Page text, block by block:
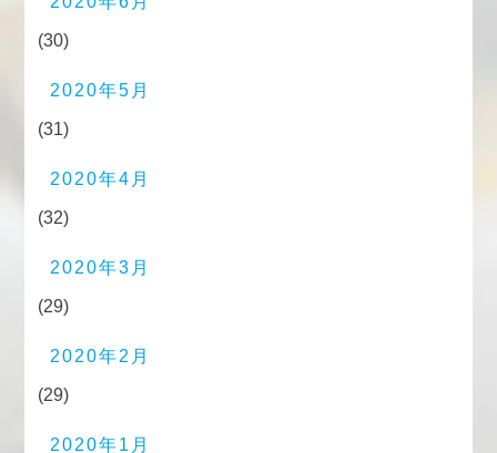
(30)
2020年5月
(31)
2020年4月
(32)
2020年3月
(29)
2020年2月
(29)
2020年1月